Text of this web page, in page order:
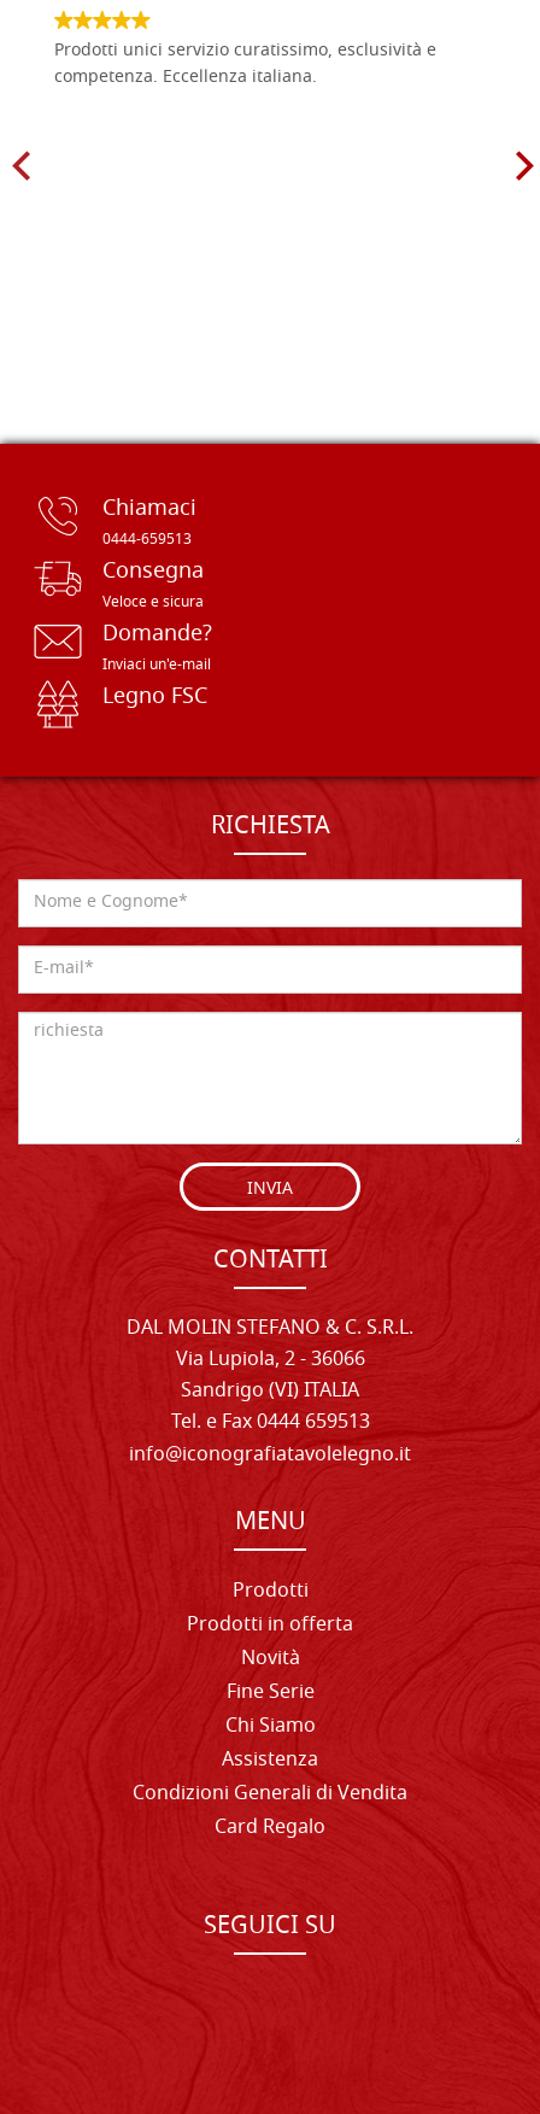
Prodotti unici servizio curatissimo, esclusività e
competenza. Eccellenza italiana.
Chiamaci
0444-659513
Consegna
Veloce e sicura
Domande?
Inviaci un'e-mail
Legno FSC
RICHIESTA
INVIA
CONTATTI
DAL MOLIN STEFANO & C. S.R.L.
Via Lupiola, 2 - 36066
Sandrigo (VI) ITALIA
Tel. e Fax 0444 659513
info@iconografiatavolelegno.it
MENU
Prodotti
Prodotti in offerta
Novità
Fine Serie
Chi Siamo
Assistenza
Condizioni Generali di Vendita
Card Regalo
SEGUICI SU